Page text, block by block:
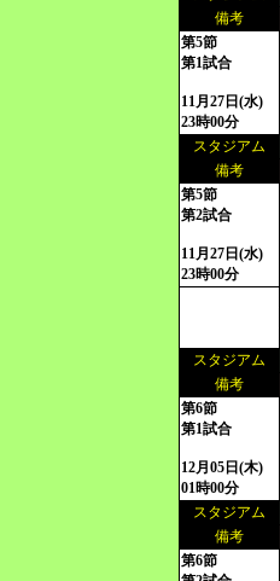
備考
第5節
第1試合
11月27日(水)
23時00分
スタジアム
備考
第5節
第2試合
11月27日(水)
23時00分
スタジアム
備考
第6節
第1試合
12月05日(木)
01時00分
スタジアム
備考
第6節